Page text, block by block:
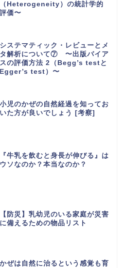
（Heterogeneity）の統計学的
評価〜
システマティック・レビューとメ
タ解析について⑦ 〜出版バイア
スの評価方法 2（Begg’s testと
Egger’s test）〜
小児のかぜの自然経過を知ってお
いた方が良いでしょう [考察]
『牛乳を飲むと身長が伸びる』は
ウソなのか？本当なのか？
【防災】乳幼児のいる家庭が災害
に備えるための物品リスト
かぜは自然に治るという感覚も育